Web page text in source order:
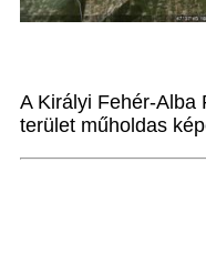
A Királyi Fehér-Alba
terület műholdas